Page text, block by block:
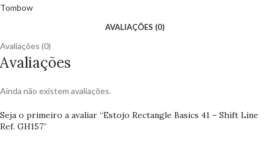
Tombow
AVALIAÇÕES (0)
Avaliações (0)
Avaliações
Ainda não existem avaliações.
Seja o primeiro a avaliar “Estojo Rectangle Basics 41 – Shift Line
Ref. GH157”